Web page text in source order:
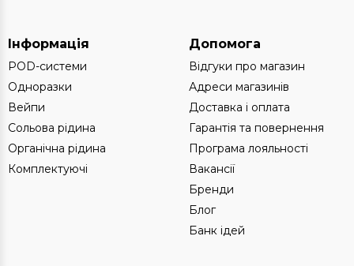
Інформація
POD-системи
Одноразки
Вейпи
Сольова рідина
Органічна рідина
Комплектуючі
Допомога
Відгуки про магазин
Адреси магазинів
Доставка і оплата
Гарантія та повернення
Програма лояльності
Вакансії
Бренди
Блог
Банк ідей